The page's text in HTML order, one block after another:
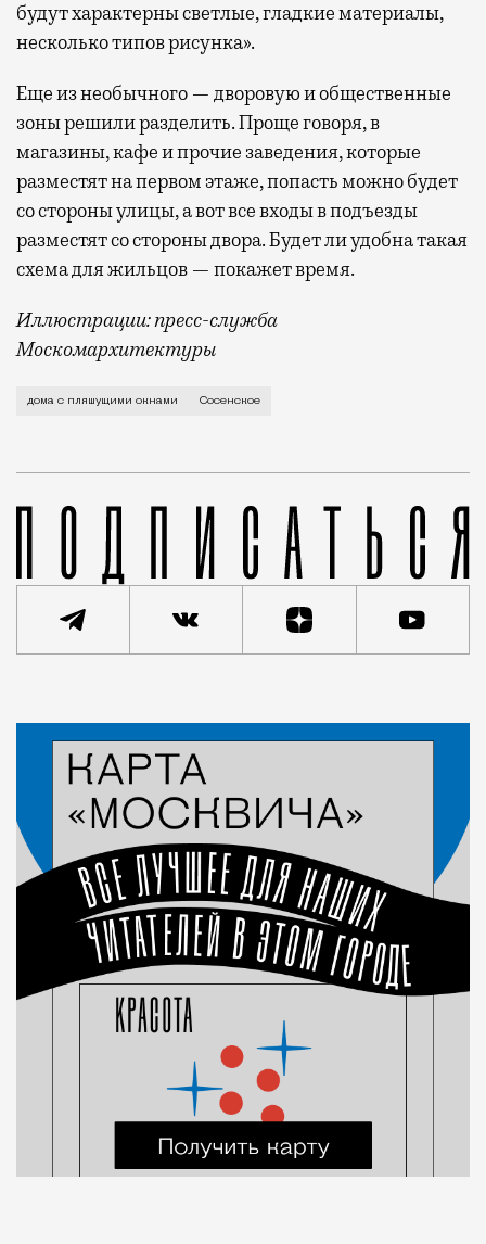
будут характерны светлые, гладкие материалы,
несколько типов рисунка».
Еще из необычного — дворовую и общественные
зоны решили разделить. Проще говоря, в
магазины, кафе и прочие заведения, которые
разместят на первом этаже, попасть можно будет
со стороны улицы, а вот все входы в подъезды
разместят со стороны двора. Будет ли удобна такая
схема для жильцов — покажет время.
Иллюстрации: пресс-служба
Москомархитектуры
Перфекционистам смотреть на них
дома с пляшущими окнами Сосенское
Статья
Город
Редакция Москвич Mag